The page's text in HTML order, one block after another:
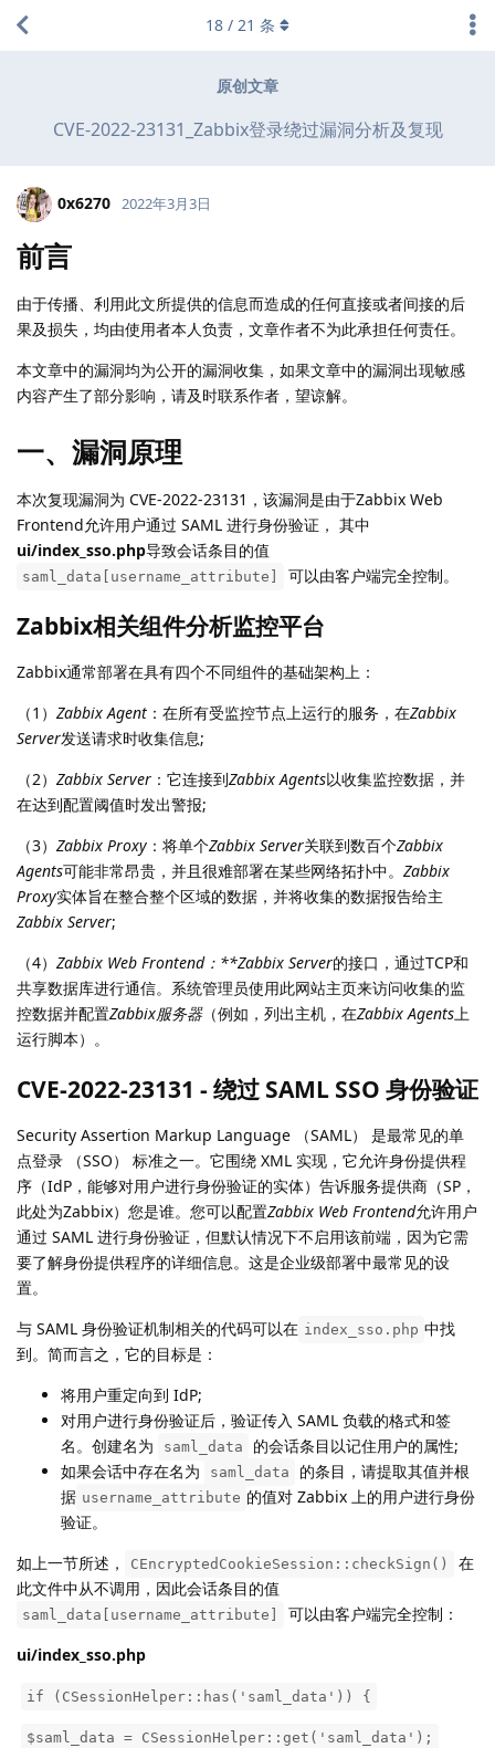
原创文章
CVE-2022-23131_Zabbix登录绕过漏洞分析及复现
18 / 21 条
0x6270 2022年3月3日
前言
由于传播、利用此文所提供的信息而造成的任何直接或者间接的后
果及损失，均由使用者本人负责，文章作者不为此承担任何责任。
本文章中的漏洞均为公开的漏洞收集，如果文章中的漏洞出现敏感
内容产生了部分影响，请及时联系作者，望谅解。
一、漏洞原理
本次复现漏洞为 CVE-2022-23131，该漏洞是由于Zabbix Web
Frontend允许用户通过 SAML 进行身份验证， 其中
ui/index_sso.php导致会话条目的值
saml_data[username_attribute] 可以由客户端完全控制。
Zabbix相关组件分析监控平台
Zabbix通常部署在具有四个不同组件的基础架构上：
（1） Zabbix Agent ：在所有受监控节点上运行的服务，在Zabbix
Server发送请求时收集信息;
（2） Zabbix Server ：它连接到Zabbix Agents以收集监控数据，并
在达到配置阈值时发出警报;
（3） Zabbix Proxy ：将单个Zabbix Server关联到数百个Zabbix
Agents可能非常昂贵，并且很难部署在某些网络拓扑中。 Zabbix
Proxy实体旨在整合整个区域的数据，并将收集的数据报告给主
Zabbix Server;
（4） Zabbix Web Frontend：**Zabbix Server的接口，通过TCP和
共享数据库进行通信。系统管理员使用此网站主页来访问收集的监
控数据并配置Zabbix服务器（例如，列出主机，在Zabbix Agents上
运行脚本）。
CVE-2022-23131 - 绕过 SAML SSO 身份验证
Security Assertion Markup Language （SAML） 是最常见的单
点登录 （SSO） 标准之一。它围绕 XML 实现，它允许身份提供程
序（IdP，能够对用户进行身份验证的实体）告诉服务提供商（SP，
此处为Zabbix）您是谁。您可以配置Zabbix Web Frontend允许用户
通过 SAML 进行身份验证，但默认情况下不启用该前端，因为它需
要了解身份提供程序的详细信息。这是企业级部署中最常见的设
置。
与 SAML 身份验证机制相关的代码可以在 index_sso.php 中找
到。简而言之，它的目标是：
将用户重定向到 IdP;
对用户进行身份验证后，验证传入 SAML 负载的格式和签
名。创建名为
saml_data
的会话条目以记住用户的属性;
如果会话中存在名为
saml_data
的条目，请提取其值并根
据 username_attribute 的值对 Zabbix 上的用户进行身份
验证。
如上一节所述，
CEncryptedCookieSession::checkSign()
在
此文件中从不调用，因此会话条目的值
saml_data[username_attribute]
可以由客户端完全控制：
ui/index_sso.php
if (CSessionHelper::has('saml_data')) {
$saml_data = CSessionHelper::get('saml_data');